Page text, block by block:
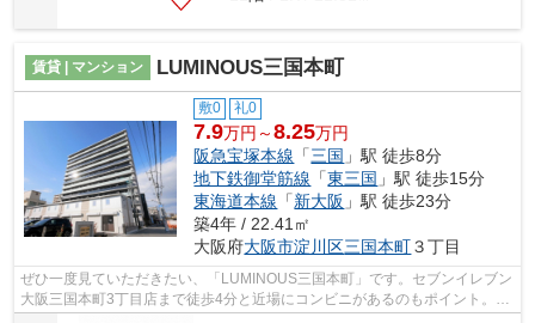
賃貸 | マンション LUMINOUS三国本町
敷0 礼0
7.9万円～8.25万円
阪急宝塚本線 「三国 」駅 徒歩8分
地下鉄御堂筋線 「東三国 」駅 徒歩15分
東海道本線 「新大阪 」駅 徒歩23分
築4年 / 22.41㎡
大阪府大阪市淀川区三国本町３丁目
ぜひ一度見ていただきたい、「LUMINOUS三国本町」です。セブンイレブン
大阪三国本町3丁目店まで徒歩4分と近場にコンビニがあるのもポイント。共